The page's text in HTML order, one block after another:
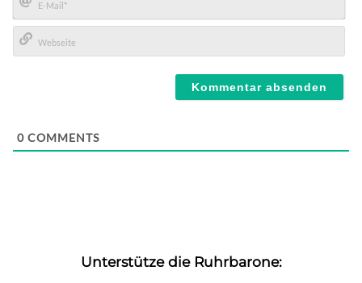
E-
Mail*
0 COMMENTS
Unterstütze die Ruhrbarone: